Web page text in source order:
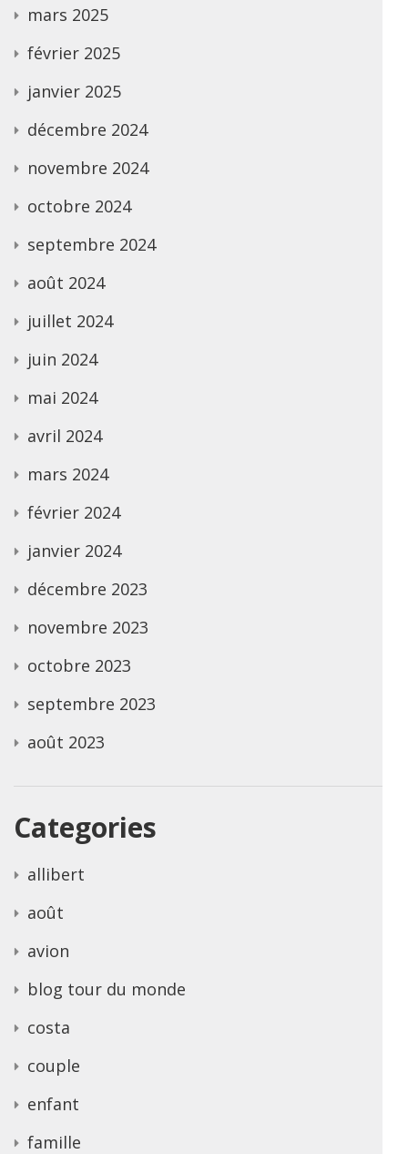
mars 2025
février 2025
janvier 2025
décembre 2024
novembre 2024
octobre 2024
septembre 2024
août 2024
juillet 2024
juin 2024
mai 2024
avril 2024
mars 2024
février 2024
janvier 2024
décembre 2023
novembre 2023
octobre 2023
septembre 2023
août 2023
Categories
allibert
août
avion
blog tour du monde
costa
couple
enfant
famille